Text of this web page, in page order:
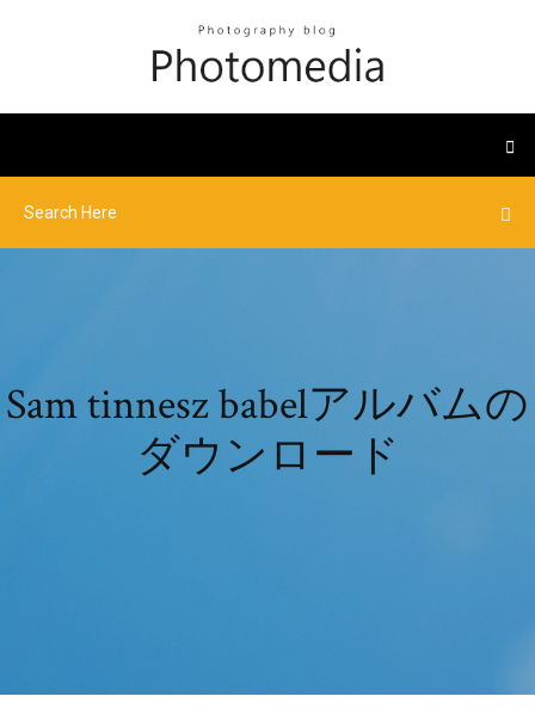
Sam tinnesz babelアルバムの
ダウンロード